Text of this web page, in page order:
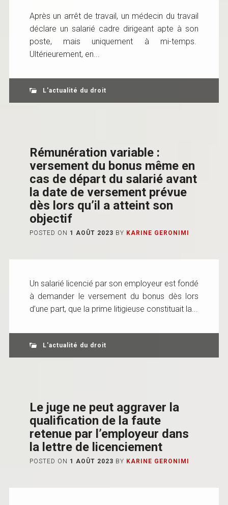
Après un arrêt de travail, un médecin du travail
déclare un salarié cadre dirigeant apte à son
poste, mais uniquement à mi-temps.
Ultérieurement, en...
L'actualité du droit
Rémunération variable :
versement du bonus même en
cas de départ du salarié avant
la date de versement prévue
dès lors qu’il a atteint son
objectif
POSTED ON 1 AOÛT 2023 BY KARINE GERONIMI
Un salarié licencié par son employeur est fondé
à demander le versement du bonus dès lors
d’une part, que la prime litigieuse constituait la...
L'actualité du droit
Le juge ne peut aggraver la
qualification de la faute
retenue par l’employeur dans
la lettre de licenciement
POSTED ON 1 AOÛT 2023 BY KARINE GERONIMI